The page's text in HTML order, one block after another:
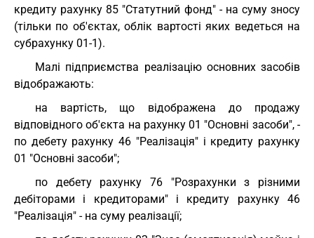
кредиту рахунку 85 "Статутний фонд" - на суму зносу
(тільки по об'єктах, облік вартості яких ведеться на
субрахунку 01-1).
Малі підприємства реалізацію основних засобів
відображають:
на вартість, що відображена до продажу
відповідного об'єкта на рахунку 01 "Основні засоби", -
по дебету рахунку 46 "Реалізація" і кредиту рахунку
01 "Основні засоби";
по дебету рахунку 76 "Розрахунки з різними
дебіторами і кредиторами" і кредиту рахунку 46
"Реалізація" - на суму реалізації;